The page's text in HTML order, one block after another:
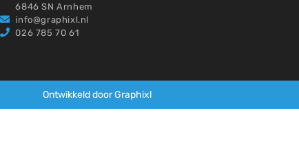
6846 SN Arnhem
info@graphixl.nl
026 785 70 61
Ontwikkeld door Graphixl